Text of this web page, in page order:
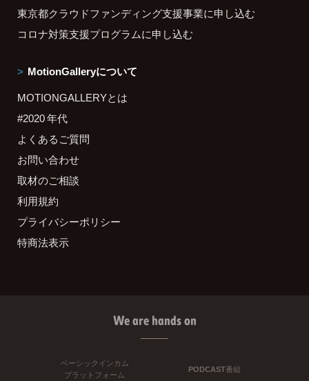
東京都クラウドファンディング支援事業に申し込む
コロナ対策支援プログラムに申し込む
MotionGalleryについて
MOTIONGALLERYとは
#2020 年代
よくあるご質問
お問い合わせ
取材のご相談
利用規約
プライバシーポリシー
特商法表示
We are hands on
ベーシックインカム
プラットフォーム
PODCAST番組